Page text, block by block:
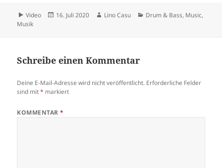
Format
Video
Veröffentlicht
16. Juli 2020 Autor
Lino Casu Kategorien
Drum & Bass, Music,
Musik
Schreibe einen Kommentar
Deine E-Mail-Adresse wird nicht veröffentlicht. Erforderliche Felder
sind mit* markiert
KOMMENTAR*